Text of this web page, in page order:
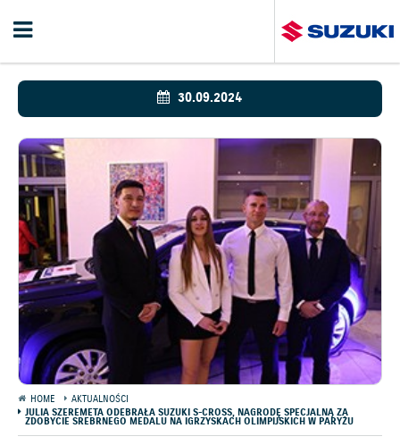
30.09.2024
HOME
AKTUALNOŚCI
JULIA SZEREMETA ODEBRAŁA SUZUKI S-CROSS, NAGRODĘ SPECJALNĄ ZA
ZDOBYCIE SREBRNEGO MEDALU NA IGRZYSKACH OLIMPIJSKICH W PARYŻU